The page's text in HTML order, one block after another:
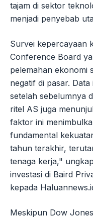
tajam di sektor
menjadi penyebab
Survei kepercayaan
Conference Board
pelemahan ekonomi
negatif di pasar.
setelah sebelumnya
ritel AS juga
faktor ini
fundamental
tahun terakhir,
tenaga kerja,"
investasi di Baird
kepada
Meskipun Dow